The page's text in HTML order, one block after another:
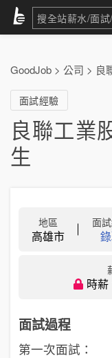
GoodJob > 公司 > 良
面試經驗
良聯工業
生
地區
高雄市
面
時薪
面試過程
第一次面試：